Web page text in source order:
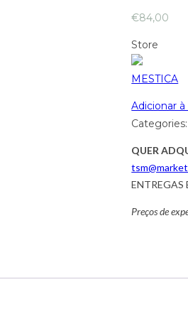
€84,00
Store
MESTICA
Adicionar
QUER
ENTREGAS
Preços de